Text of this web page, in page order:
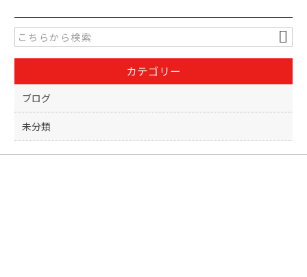
e
b
o
o
k
er
カテゴリー
ブログ
未分類